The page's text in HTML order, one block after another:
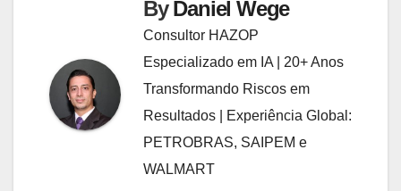
ByDaniel Wege
Consultor HAZOP
Especializado em IA | 20+ Anos
Transformando Riscos em
Resultados | Experiência Global:
PETROBRAS, SAIPEM e
WALMART